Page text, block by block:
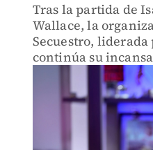
Tras la partida de
Wallace, la
Secuestro,
continúa su
los retos que
secuestro en
judicial.